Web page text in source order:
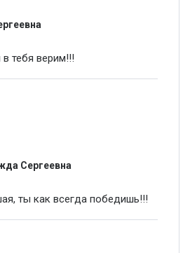
тебя верим!!!
Сергеевна
ты как всегда победишь!!!